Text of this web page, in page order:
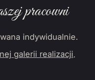
pracowni
indywidualnie.
galerii realizacji.